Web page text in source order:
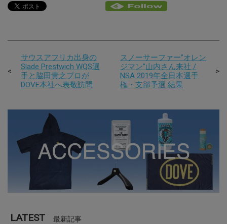
サウスアフリカ出身の
Slade Prestwich WQS選
手と脇田貴之プロが
DOVE本社へ表敬訪問
スノーサーファー”オレン
ジマン”山内さん来社 /
NSA 2019年全日本選手
権・支部予選 結果
LATEST 最新記事